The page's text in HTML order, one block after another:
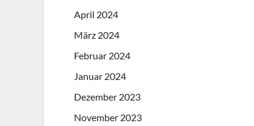
April 2024
März 2024
Februar 2024
Januar 2024
Dezember 2023
November 2023